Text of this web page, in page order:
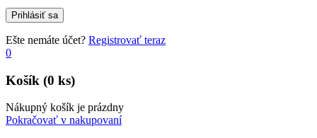
Ešte nemáte účet? Registrovať teraz
0
Košík (0 ks)
Nákupný košík je prázdny
Pokračovať v nakupovaní